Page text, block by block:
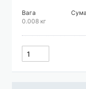
Вага
0.008 кг